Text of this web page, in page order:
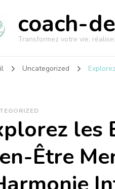
coach-
Transformez votre vie,
Uncategorized
les
Être